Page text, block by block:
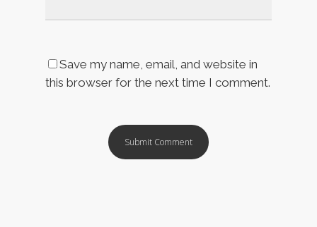
Save my name, email, and website in
this browser for the next time I comment.